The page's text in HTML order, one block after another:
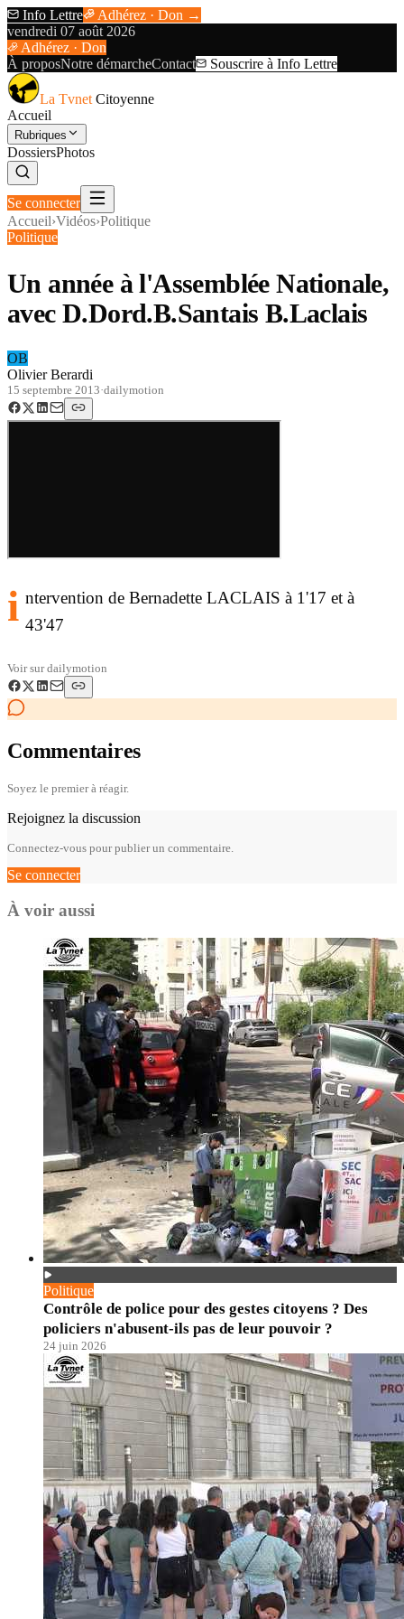
Info Lettre
Adhérez · Don →
vendredi 07 août 2026
Adhérez · Don
À proposNotre démarcheContact Souscrire à Info Lettre
La Tvnet Citoyenne
Accueil
Rubriques
DossiersPhotos
Se connecter
Accueil›Vidéos›Politique
Politique
Un année à l'Assemblée Nationale,
avec D.Dord.B.Santais B.Laclais
OB
Olivier Berardi
15 septembre 2013·dailymotion
i ntervention de Bernadette LACLAIS à 1'17 et à
43'47
Voir surdailymotion
Commentaires
Soyez le premier à réagir.
Rejoignez la discussion
Connectez-vous pour publier un commentaire.
Se connecter
À voir aussi
Politique
Contrôle de police pour des gestes citoyens ? Des
policiers n'abusent-ils pas de leur pouvoir ?
24 juin 2026